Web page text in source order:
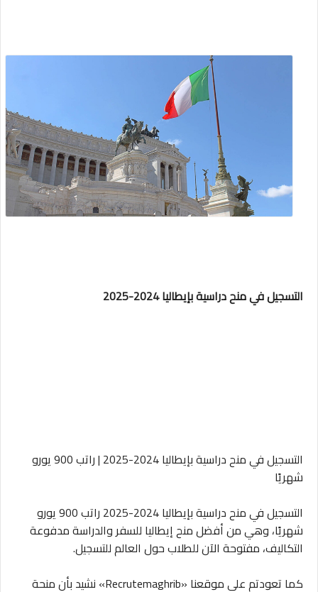
التسجيل في منح دراسية بإيطاليا 2024-2025
التسجيل في منح دراسية بإيطاليا 2024-2025 | راتب 900 يورو
شهريًا
التسجيل في منح دراسية بإيطاليا 2024-2025 راتب 900 يورو
شهريًا، وهي من أفضل منح إيطاليا للسفر والدراسة مدفوعة
التكاليف، مفتوحة الآن للطلاب حول العالم للتسجيل.
كما تعودتم على موقعنا «Recrutemaghrib» نشيد بأن منحة